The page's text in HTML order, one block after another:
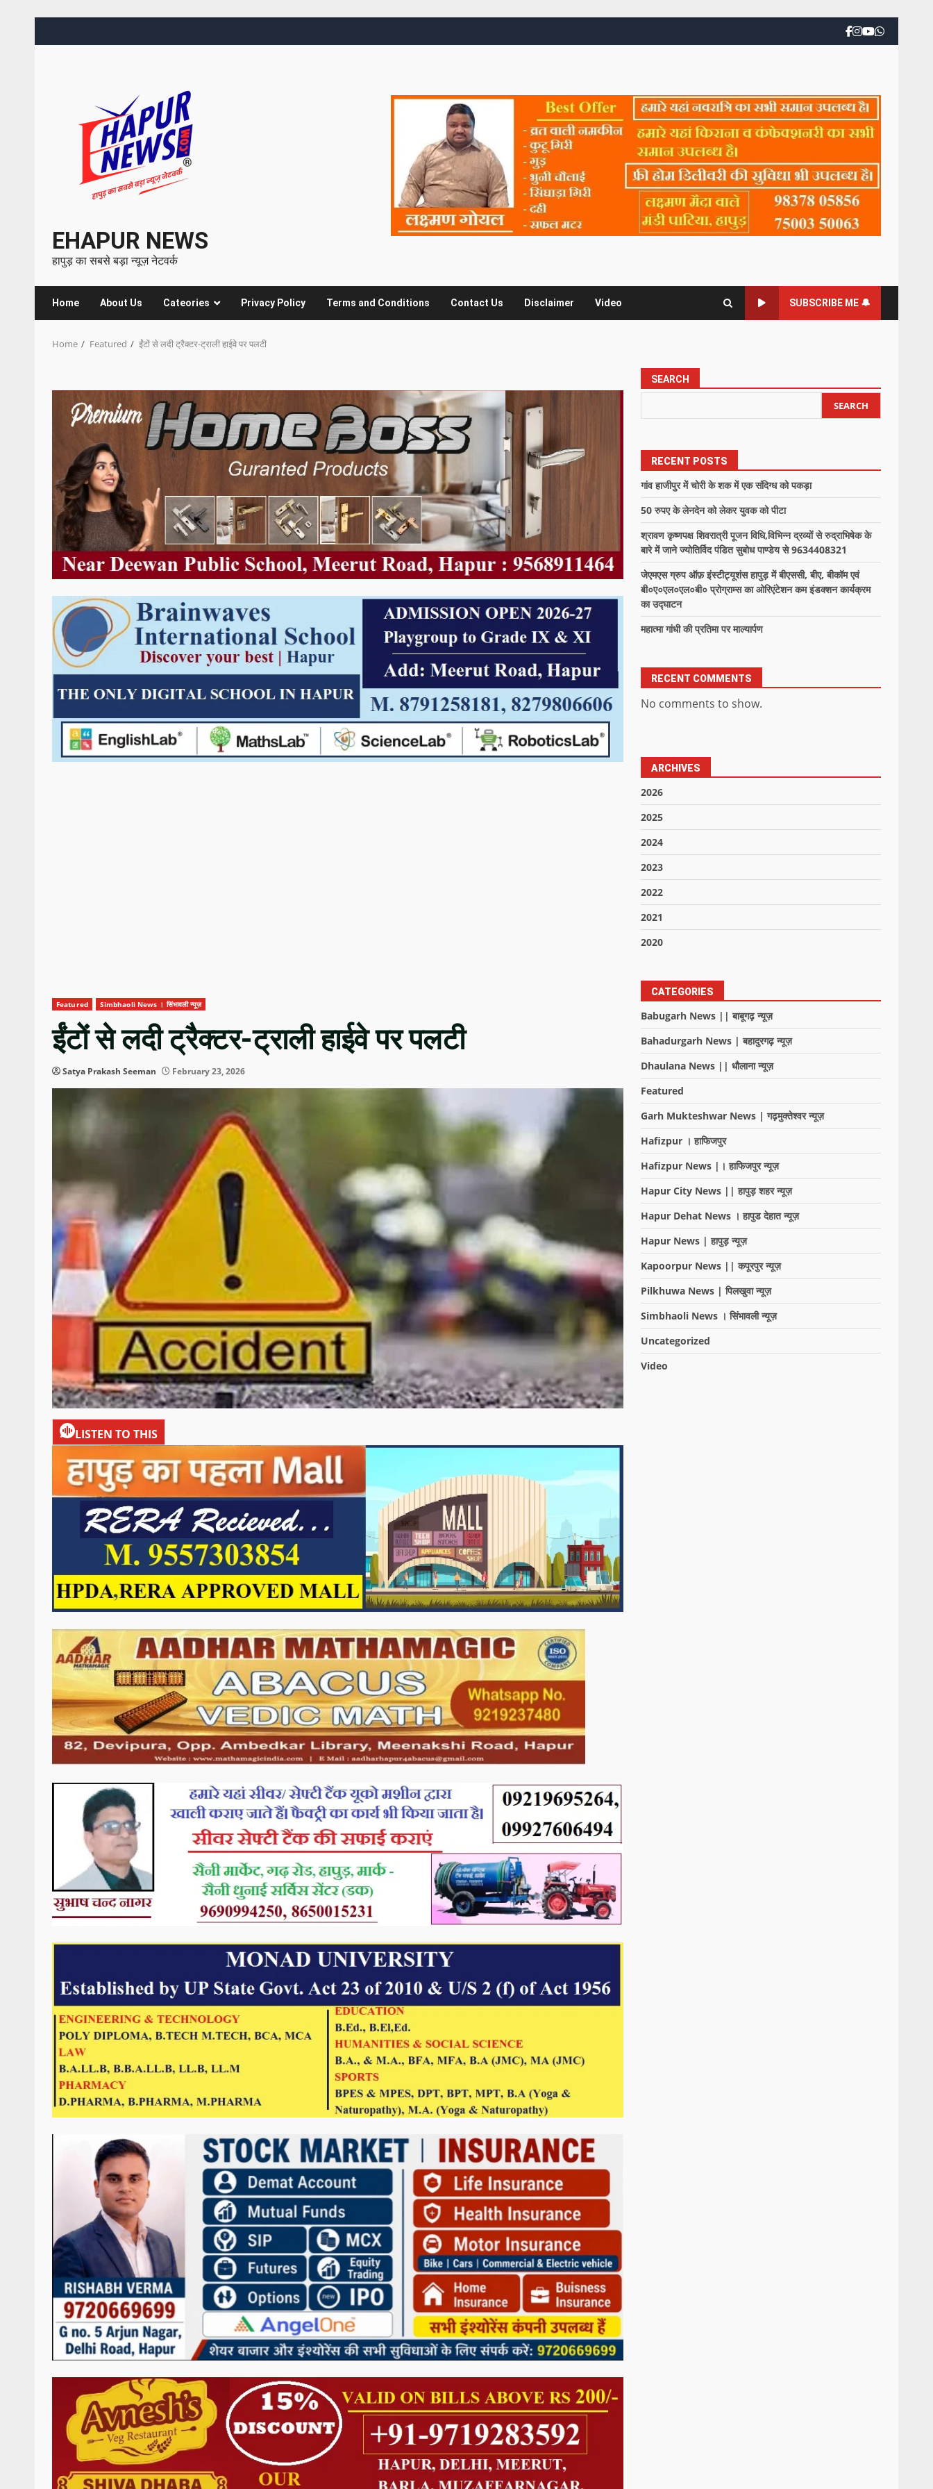
EHAPUR NEWS
हापुड़ का सबसे बड़ा न्यूज़ नेटवर्क
Home About Us Cateories Privacy Policy Terms and Conditions Contact Us Disclaimer Video SUBSCRIBE ME 🔔
Home Featured ईंटों से लदी ट्रैक्टर-ट्राली हाईवे पर पलटी
Featured Simbhaoli News । सिंभावली न्यूज़
ईंटों से लदी ट्रैक्टर-ट्राली हाईवे पर पलटी
Satya Prakash Seeman February 23, 2026
LISTEN TO THIS
SEARCH
SEARCH
RECENT POSTS
गांव हाजीपुर में चोरी के शक में एक संदिग्ध को पकड़ा
50 रुपए के लेनदेन को लेकर युवक को पीटा
श्रावण कृष्णपक्ष शिवरात्री पूजन विधि,विभिन्न द्रव्यों से रुद्राभिषेक के
बारे में जाने ज्योतिर्विद पंडित सुबोध पाण्डेय से 9634408321
जेएमएस ग्रुप ऑफ़ इंस्टीट्यूशंस हापुड़ में बीएससी, बीए, बीकॉम एवं
बी०ए०एल०एल०बी० प्रोग्राम्स का ओरिएंटेशन कम इंडक्शन कार्यक्रम
का उद्घाटन
महात्मा गांधी की प्रतिमा पर माल्यार्पण
RECENT COMMENTS
No comments to show.
ARCHIVES
2026
2025
2024
2023
2022
2021
2020
CATEGORIES
Babugarh News || बाबूगढ़ न्यूज़
Bahadurgarh News | बहादुरगढ़ न्यूज़
Dhaulana News || धौलाना न्यूज़
Featured
Garh Mukteshwar News | गढ़मुक्तेश्वर न्यूज़
Hafizpur । हाफिजपुर
Hafizpur News |। हाफिजपुर न्यूज़
Hapur City News || हापुड़ शहर न्यूज़
Hapur Dehat News । हापुड देहात न्यूज़
Hapur News | हापुड़ न्यूज़
Kapoorpur News || कपूरपुर न्यूज़
Pilkhuwa News | पिलखुवा न्यूज़
Simbhaoli News । सिंभावली न्यूज़
Uncategorized
Video